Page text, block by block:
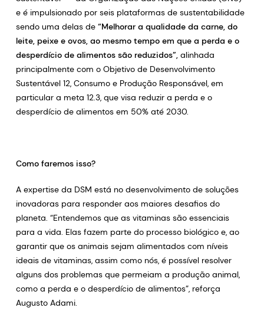
e é impulsionado por seis plataformas de sustentabilidade
sendo uma delas de “Melhorar a qualidade da carne, do
leite, peixe e ovos, ao mesmo tempo em que a perda e o
desperdício de alimentos são reduzidos”, alinhada
principalmente com o Objetivo de Desenvolvimento
Sustentável 12, Consumo e Produção Responsável, em
particular a meta 12.3, que visa reduzir a perda e o
desperdício de alimentos em 50% até 2030.
Como faremos isso?
A expertise da DSM está no desenvolvimento de soluções
inovadoras para responder aos maiores desafios do
planeta. “Entendemos que as vitaminas são essenciais
para a vida. Elas fazem parte do processo biológico e, ao
garantir que os animais sejam alimentados com níveis
ideais de vitaminas, assim como nós, é possível resolver
alguns dos problemas que permeiam a produção animal,
como a perda e o desperdício de alimentos”, reforça
Augusto Adami.